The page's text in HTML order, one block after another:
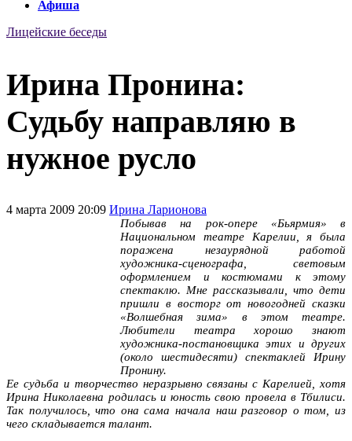
Афиша
Лицейские беседы
Ирина Пронина:
Судьбу направляю в
нужное русло
4 марта 2009 20:09 Ирина Ларионова
Побывав на рок-опере «Бьярмия» в
Национальном театре Карелии, я была
поражена незаурядной работой
художника-сценографа, световым
оформлением и костюмами к этому
спектаклю. Мне рассказывали, что дети
пришли в восторг от новогодней сказки
«Волшебная зима» в этом театре.
Любители театра хорошо знают
художника-постановщика этих и других
(около шестидесяти) спектаклей Ирину
Пронину.
Ее судьба и творчество неразрывно связаны с Карелией, хотя
Ирина Николаевна родилась и юность свою провела в Тбилиси.
Так получилось, что она сама начала наш разговор о том, из
чего складывается талант.